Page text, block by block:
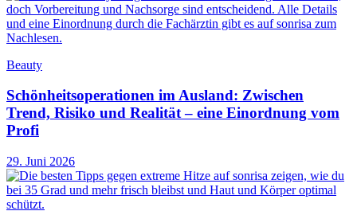
Beauty
Schönheitsoperationen im Ausland: Zwischen
Trend, Risiko und Realität – eine Einordnung vom
Profi
29. Juni 2026